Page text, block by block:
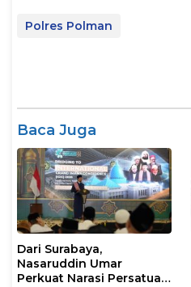
Polres Polman
Baca Juga
Dari Surabaya,
Nasaruddin Umar
Perkuat Narasi Persatuan